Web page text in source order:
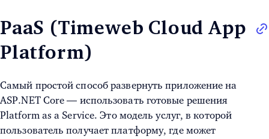
PaaS (Timeweb Cloud App
Platform)
Самый простой способ развернуть приложение на
ASP.NET Core — использовать готовые решения
Platform as a Service. Это модель услуг, в которой
пользователь получает платформу, где может